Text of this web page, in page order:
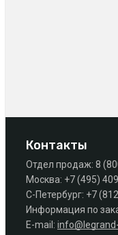
Контакты
Отдел продаж: 8
Москва: +7 (495)
С-Петербург: +7
Информация по
E-mail: